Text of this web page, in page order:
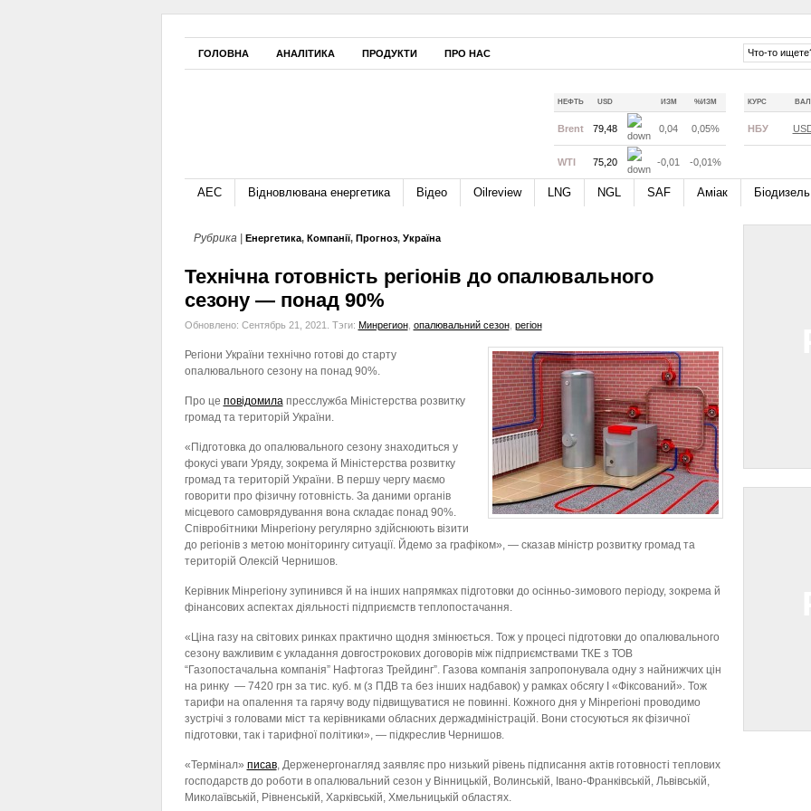
ГОЛОВНА АНАЛІТИКА ПРОДУКТИ ПРО НАС
КУРС ВАЛ
НБУ
НЕФТЬ USD ИЗМ %ИЗМ
Brent 79,48 0,04 0,05%
WTI 75,20 -0,01 -0,01%
АЕС Відновлювана енергетика Відео Oilreview LNG NGL SAF Аміак Біодизель
Рубрика | Енергетика, Компанії, Прогноз, Україна
Технічна готовність регіонів до опалювального
сезону — понад 90%
Обновлено: Сентябрь 21, 2021. Тэги: Минрегион, опалювальний сезон, регіон
Регіони України технічно готові до старту
опалювального сезону на понад 90%.
Про це повідомилапресслужба Міністерства розвитку
громад та територій України.
«Підготовка до опалювального сезону знаходиться у
фокусі уваги Уряду, зокрема й Міністерства розвитку
громад та територій України. В першу чергу маємо
говорити про фізичну готовність. За даними органів
місцевого самоврядування вона складає понад 90%.
Співробітники Мінрегіону регулярно здійснюють візити
до регіонів з метою моніторингу ситуації. Йдемо за графіком», — сказав міністр розвитку громад та
територій Олексій Чернишов.
Керівник Мінрегіону зупинився й на інших напрямках підготовки до осінньо-зимового періоду, зокрема й
фінансових аспектах діяльності підприємств теплопостачання.
«Ціна газу на світових ринках практично щодня змінюється. Тож у процесі підготовки до опалювального
сезону важливим є укладання довгострокових договорів між підприємствами ТКЕ з ТОВ
“Газопостачальна компанія” Нафтогаз Трейдинг”. Газова компанія запропонувала одну з найнижчих цін
на ринку — 7420 грн за тис. куб. м (з ПДВ та без інших надбавок) у рамках обсягу I «Фіксований». Тож
тарифи на опалення та гарячу воду підвищуватися не повинні. Кожного дня у Мінрегіоні проводимо
зустрічі з головами міст та керівниками обласних держадміністрацій. Вони стосуються як фізичної
підготовки, так і тарифної політики», — підкреслив Чернишов.
«Термінал» писав, Держенергонагляд заявляє про низький рівень підписання актів готовності теплових
господарств до роботи в опалювальний сезон у Вінницькій, Волинській, Івано-Франківській, Львівській,
Миколаївській, Рівненській, Харківській, Хмельницькій областях.